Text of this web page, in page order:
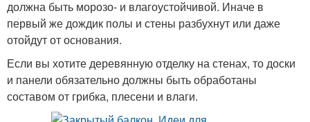
должна быть морозо- и влагоустойчивой. Иначе в
первый же дождик полы и стены разбухнут или даже
отойдут от основания.
Если вы хотите деревянную отделку на стенах, то доски
и панели обязательно должны быть обработаны
составом от грибка, плесени и влаги.